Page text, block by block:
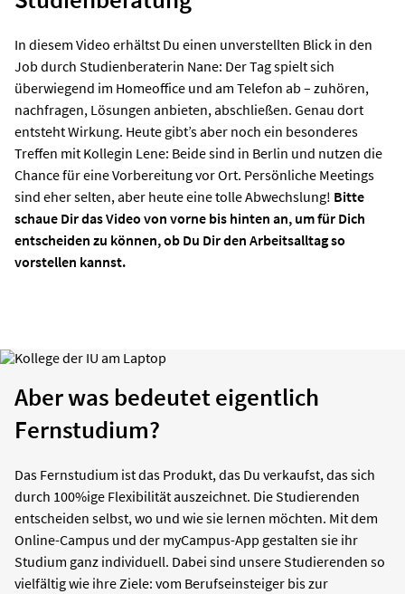
In diesem Video erhältst Du einen unverstellten Blick in den
Job durch Studienberaterin Nane: Der Tag spielt sich
überwiegend im Homeoffice und am Telefon ab – zuhören,
nachfragen, Lösungen anbieten, abschließen. Genau dort
entsteht Wirkung. Heute gibt’s aber noch ein besonderes
Treffen mit Kollegin Lene: Beide sind in Berlin und nutzen die
Chance für eine Vorbereitung vor Ort. Persönliche Meetings
sind eher selten, aber heute eine tolle Abwechslung! Bitte
schaue Dir das Video von vorne bis hinten an, um für Dich
entscheiden zu können, ob Du Dir den Arbeitsalltag so
vorstellen kannst.
Aber was bedeutet eigentlich
Fernstudium?
Das Fernstudium ist das Produkt, das Du verkaufst, das sich
durch 100%ige Flexibilität auszeichnet. Die Studierenden
entscheiden selbst, wo und wie sie lernen möchten. Mit dem
Online-Campus und der myCampus-App gestalten sie ihr
Studium ganz individuell. Dabei sind unsere Studierenden so
vielfältig wie ihre Ziele: vom Berufseinsteiger bis zur